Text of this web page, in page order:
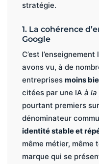
stratégie.
1. La cohérence
Google
C’est
avons vu, à de
entreprises moins
citées par une IA à la
pourtant premiers
dénominateur
identité stable et
même métier, même
marque qui se